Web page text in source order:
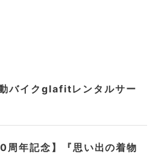
バイクglafitレンタルサー
周年記念】『思い出の着物